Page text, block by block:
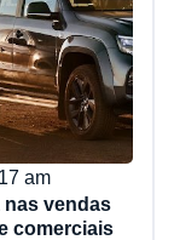
am
nas vendas
comerciais